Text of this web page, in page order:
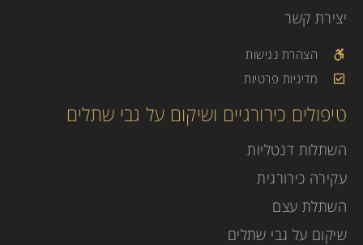
יצירת קשר
הצהרת נגישות
מדיניות פרטיות
טיפולים כירורגיים ושיקום על גבי שתלים
השתלות דנטליות
עקירה כירורגית
השתלת עצם
שיקום על גבי שתלים